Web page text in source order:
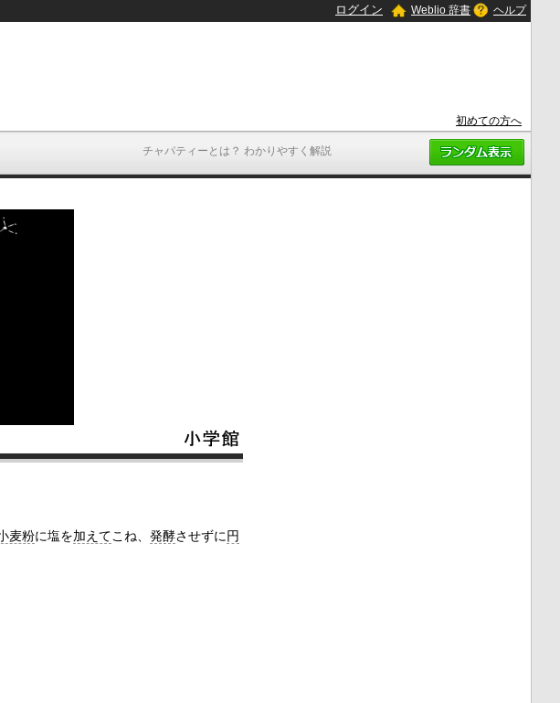
チャパティーとは？ わかりやすく解説
ログイン Weblio 辞書 ヘルプ
初めての方へ
麦粉に塩を加えてこね、発酵させずに円